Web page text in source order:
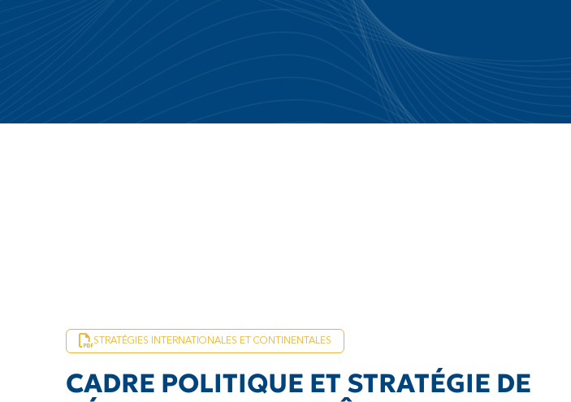
STRATÉGIES INTERNATIONALES ET CONTINENTALES
CADRE POLITIQUE ET STRATÉGIE DE